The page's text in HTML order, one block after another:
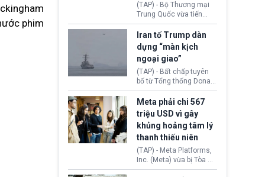
phim
(TAP) - Bộ Thương mại
Trung Quốc vừa tiến
hành áp đặt lệnh trừng
phạt lên hàng loạt thực
thể và siết chặt kiểm
soát xuất khẩu máy bay
không người lái (UAV)
sang Hoa Kỳ. Động thái
này nhằm đáp trả các
biện pháp hạn chế
thương mại, áp thuế mới
cùng lệnh cấm công
nghệ gần đây từ phía
Washington.
Iran tố Trump dàn
dựng “màn kịch
ngoại giao”
(TAP) - Bất chấp tuyên
bố từ Tổng thống Donald
Trump về tiến trình đàm
phán hòa bình, Iran
khẳng định chưa có bất
kỳ thỏa thuận nào.
Tehran cho rằng, Hoa Kỳ
chỉ đang dàn dựng “màn
kịch ngoại giao” để xoa
dịu căng thẳng.
Meta phải chi 567
triệu USD vì gây
khủng hoảng tâm lý
thanh thiếu niên
(TAP) - Meta Platforms,
Inc. (Meta) vừa bị Tòa án
bang New Mexico yêu